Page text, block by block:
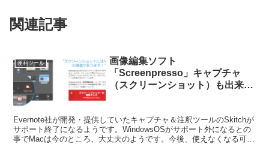
関連記事
便利ツール
画像編集ソフト
「Screenpresso」キャプチャ
（スクリーンショット）も出来る
Evernote社が開発・提供していたキャプチャ＆注釈ツールのSkitchが
サポート終了になるようです。WindowsOSがサポート外になるとの
事でMacは今のところ、大丈夫のようです。今後、使えなくなる可能